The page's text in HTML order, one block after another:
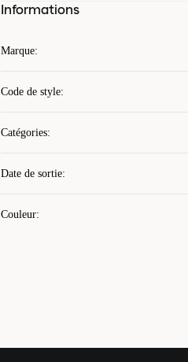
Informations
Marque:
Code de style:
Catégories:
Date de sortie:
Couleur: